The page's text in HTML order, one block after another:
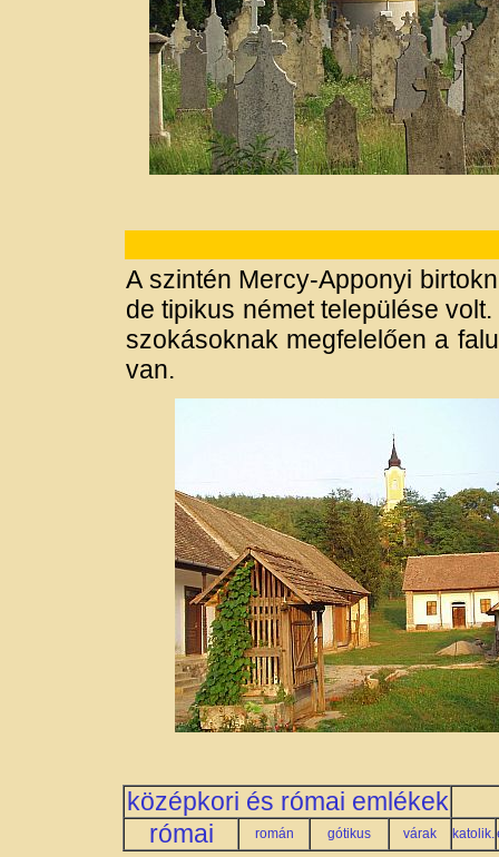
A szintén Mercy-Apponyi
de tipikus német települése
szokásoknak megfelelően a
van.
középkori és római emlékek
római
román gótikus várak katolik.